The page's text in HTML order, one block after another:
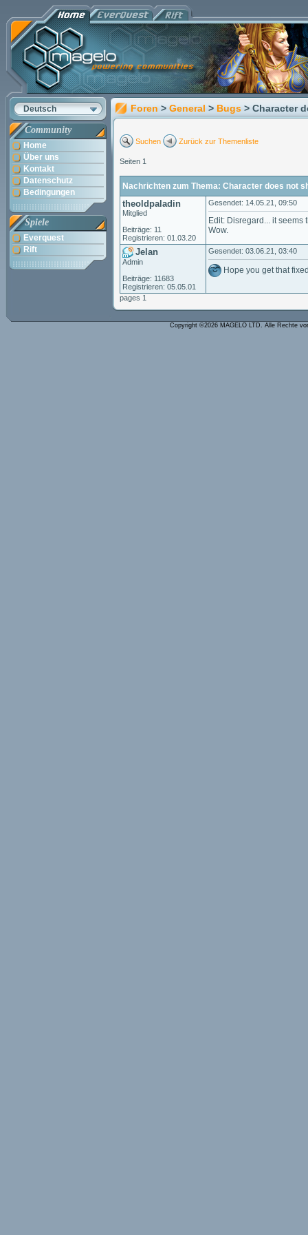
Deutsch
Community
Home
Über uns
Kontakt
Datenschutz
Bedingungen
Spiele
Everquest
Rift
Foren > General > Bugs > Character
Suchen Zurück zur Themenliste
Seiten 1
Nachrichten zum Thema: Character does not
theoldpaladin
Mitglied
Beiträge: 11
Registrieren: 01.03.20
Gesendet: 14.05.21, 09:50
Edit: Disregard... it
Wow.
Jelan
Admin
Beiträge: 11683
Registrieren: 05.05.01
Gesendet: 03.06.21, 03:40
Hope you get that
pages 1
Copyright ©2026 MAGELO LTD. Alle Rechte